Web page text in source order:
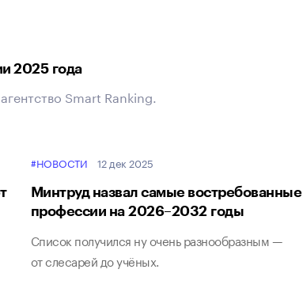
2025 года
Smart Ranking.
#НОВОСТИ 12 дек 2025
Минтруд назвал самые востребованные
профессии на 2026–2032 годы
Список получился ну очень разнообразным —
от слесарей до учёных.